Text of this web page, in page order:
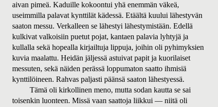
aivan pimeä. Kaduille kokoontui yhä enemmän väkeä,
useimmilla palavat kynttilät kädessä. Etäältä kuului lähestyvän
saaton messu. Verkalleen se lähestyi lähestymistään. Edellä
kulkivat valkoisiin puetut pojat, kantaen palavia lyhtyjä ja
kullalla sekä hopealla kirjailtuja lippuja, joihin oli pyhimyksien
kuvia maalattu. Heidän jäljessä astuivat papit ja kuorilaiset
messuten, sekä näiden perässä loppumaton saatto ihmisiä
kynttilöineen. Rahvas paljasti päänsä saaton lähestyessä.
Tämä oli kirkollinen meno, mutta sodan kautta se sai
toisenkin luonteen. Missä vaan saattoja liikkui — niitä oli